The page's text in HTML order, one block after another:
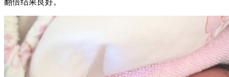
翻倍结果良好。